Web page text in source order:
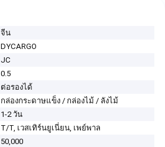
จีน
DYCARGO
JC
0.5
ต่อรองได้
กล่องกระดาษแข็ง / กล่องไม้ / ลังไม้
1-2 วัน
T/T, เวสเทิร์นยูเนี่ยน, เพย์พาล
50,000